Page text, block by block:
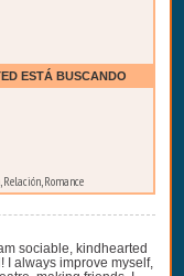
ESTÁ BUSCANDO
Romance
sociable, kindhearted
I always improve myself,